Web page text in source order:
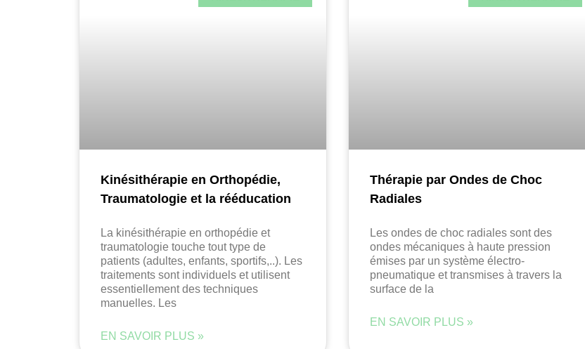
Kinésithérapie en Orthopédie,
Traumatologie et la rééducation
La kinésithérapie en orthopédie et
traumatologie touche tout type de
patients (adultes, enfants, sportifs,..). Les
traitements sont individuels et utilisent
essentiellement des techniques
manuelles. Les
EN SAVOIR PLUS »
Thérapie par Ondes de Choc
Radiales
Les ondes de choc radiales sont des
ondes mécaniques à haute pression
émises par un système électro-
pneumatique et transmises à travers la
surface de la
EN SAVOIR PLUS »